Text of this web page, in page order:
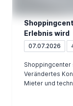
Erlebnis wird
07.07.2026
Shoppingcenter
Verändertes
Mieter und